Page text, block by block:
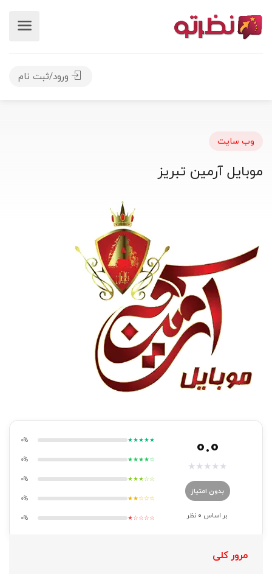
ورود/ثبت نام
وب سایت
موبایل آرمین تبریز
0.0
★
★
★
★
★
بدون امتیاز
بر اساس 0 نظر
★★★★★
0%
★★★★☆
0%
★★★☆☆
0%
★★☆☆☆
0%
★☆☆☆☆
0%
مرور کلی